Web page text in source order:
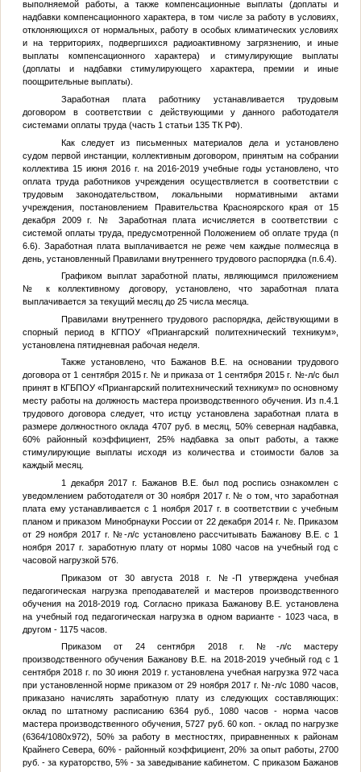
выполняемой работы, а также компенсационные выплаты (доплаты и
надбавки компенсационного характера, в том числе за работу в условиях,
отклоняющихся от нормальных, работу в особых климатических условиях
и на территориях, подвергшихся радиоактивному загрязнению, и иные
выплаты компенсационного характера) и стимулирующие выплаты
(доплаты и надбавки стимулирующего характера, премии и иные
поощрительные выплаты).
Заработная плата работнику устанавливается трудовым
договором в соответствии с действующими у данного работодателя
системами оплаты труда (часть 1 статьи 135 ТК РФ).
Как следует из письменных материалов дела и установлено
судом первой инстанции, коллективным договором, принятым на собрании
коллектива 15 июня 2016 г. на 2016-2019 учебные годы установлено, что
оплата труда работников учреждения осуществляется в соответствии с
трудовым законодательством, локальными нормативными актами
учреждения, постановлением Правительства Красноярского края от 15
декабря 2009 г. №
Заработная плата исчисляется в соответствии с
системой оплаты труда, предусмотренной Положением об оплате труда (п
6.6). Заработная плата выплачивается не реже чем каждые полмесяца в
день, установленный Правилами внутреннего трудового распорядка (п.6.4).
Графиком выплат заработной платы, являющимся приложением
№
к коллективному договору, установлено, что заработная плата
выплачивается за текущий месяц до 25 числа месяца.
Правилами внутреннего трудового распорядка, действующими в
спорный период в КГПОУ «Приангарский политехнический техникум»,
установлена пятидневная рабочая неделя.
Также установлено, что Бажанов В.Е. на основании трудового
договора от 1 сентября 2015 г. № и приказа от 1 сентября 2015 г. №-л/с был
принят в КГБПОУ «Приангарский политехнический техникум» по основному
месту работы на должность мастера производственного обучения. Из п.4.1
трудового договора следует, что истцу установлена заработная плата в
размере должностного оклада 4707 руб. в месяц, 50% северная надбавка,
60% районный коэффициент, 25% надбавка за опыт работы, а также
стимулирующие выплаты исходя из количества и стоимости балов за
каждый месяц.
1 декабря 2017 г. Бажанов В.Е. был под роспись ознакомлен с
уведомлением работодателя от 30 ноября 2017 г. № о том, что заработная
плата ему устанавливается с 1 ноября 2017 г. в соответствии с учебным
планом и приказом Минобрнауки России от 22 декабря 2014 г. №. Приказом
от 29 ноября 2017 г. №-л/с установлено рассчитывать Бажанову В.Е. с 1
ноября 2017 г. заработную плату от нормы 1080 часов на учебный год с
часовой нагрузкой 576.
Приказом от 30 августа 2018 г.
№-П утверждена учебная
педагогическая нагрузка преподавателей и мастеров производственного
обучения на 2018-2019 год. Согласно приказа Бажанову В.Е. установлена
на учебный год педагогическая нагрузка в одном варианте - 1023 часа, в
другом - 1175 часов.
Приказом от 24 сентября 2018 г. № -л/с мастеру
производственного обучения Бажанову В.Е. на 2018-2019 учебный год с 1
сентября 2018 г. по 30 июня 2019 г. установлена учебная нагрузка 972 часа
при установленной норме приказом от 29 ноября 2017 г. №-л/с 1080 часов,
приказано начислять заработную плату из следующих составляющих:
оклад по штатному расписанию 6364 руб., 1080 часов - норма часов
мастера производственного обучения, 5727 руб. 60 коп. - оклад по нагрузке
(6364/1080x972), 50% за работу в местностях, приравненных к районам
Крайнего Севера, 60% - районный коэффициент, 20% за опыт работы, 2700
руб. - за кураторство, 5% - за заведывание кабинетом. С приказом Бажанов